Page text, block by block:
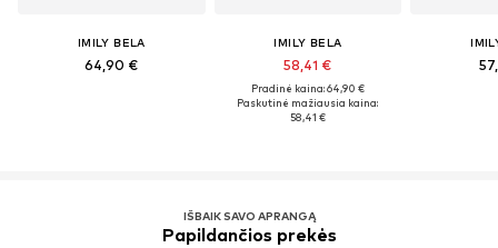
IMILY BELA
64,90 €
IMILY BELA
58,41 €
Pradinė kaina: 64,90 €
Paskutinė mažiausia kaina:
58,41 €
IŠBAIK SAVO APRANGĄ
Papildančios prekės